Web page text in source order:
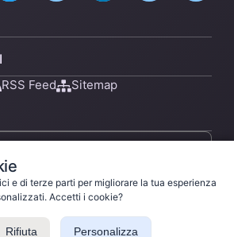
e di terze parti per migliorare la tua esperienza
Accetti i cookie?
Rifiuta Personalizza
RSS Feed Sitemap
Termini di ServizioLicenza